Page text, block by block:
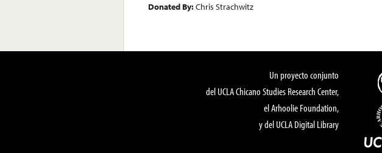
Donated By:Chris Strachwitz
Un proyecto conjunto
del UCLA Chicano Studies Research Center,
el Arhoolie Foundation,
y del UCLA Digital Library